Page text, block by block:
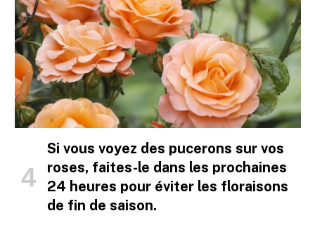
Si vous voyez des pucerons sur vos
roses, faites-le dans les prochaines
24 heures pour éviter les floraisons
de fin de saison.